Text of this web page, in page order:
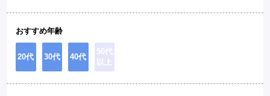
おすすめ年齢
20代 30代 40代
50代
以上